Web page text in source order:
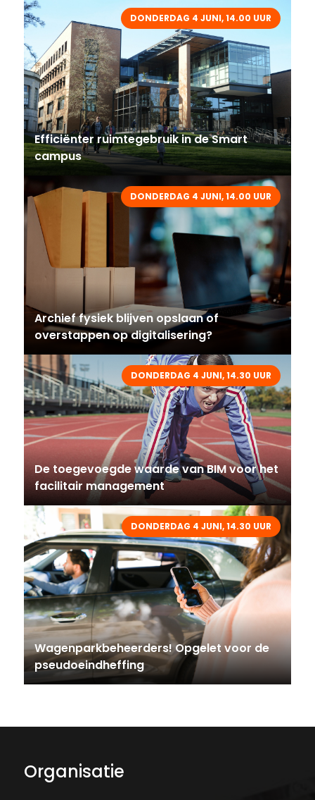
DONDERDAG 4 JUNI, 14.00 UUR
Efficiënter ruimtegebruik in de Smart
campus
DONDERDAG 4 JUNI, 14.00 UUR
Archief fysiek blijven opslaan of
overstappen op digitalisering?
DONDERDAG 4 JUNI, 14.30 UUR
De toegevoegde waarde van BIM voor het
facilitair management
DONDERDAG 4 JUNI, 14.30 UUR
Wagenparkbeheerders! Opgelet voor de
pseudoeindheffing
Organisatie